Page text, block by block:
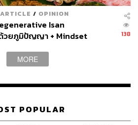
/ OPINION
Isan
วยภูมิปัญญา + Mindset
138
MORE
POPULAR